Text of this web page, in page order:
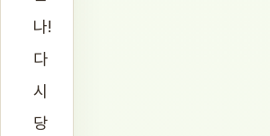
나!
다
시
당